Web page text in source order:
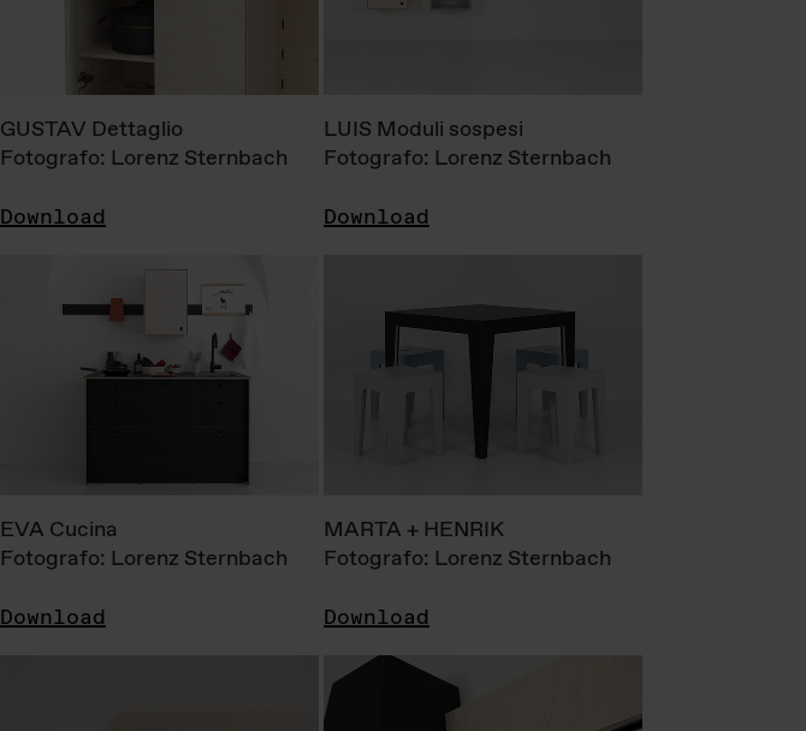
GUSTAV Dettaglio
Fotografo: Lorenz Sternbach
Download
LUIS Moduli sospesi
Fotografo: Lorenz Sternbach
Download
EVA Cucina
Fotografo: Lorenz Sternbach
Download
MARTA + HENRIK
Fotografo: Lorenz Sternbach
Download